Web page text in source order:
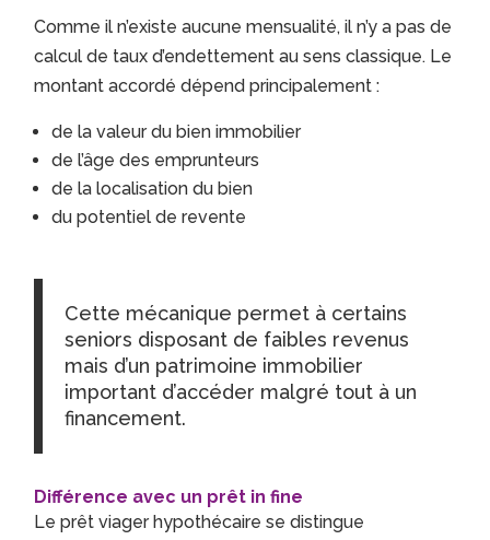
Comme il n’existe aucune mensualité, il n’y a pas de
calcul de taux d’endettement au sens classique. Le
montant accordé dépend principalement :
de la valeur du bien immobilier
de l’âge des emprunteurs
de la localisation du bien
du potentiel de revente
Cette mécanique permet à certains
seniors disposant de faibles revenus
mais d’un patrimoine immobilier
important d’accéder malgré tout à un
financement.
Différence avec un prêt in fine
Le prêt viager hypothécaire se distingue